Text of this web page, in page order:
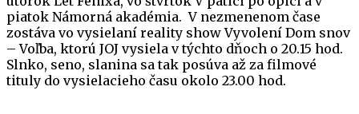
piatok Námorná akadémia. V nezmenenom čase
zostáva vo vysielaní reality show Vyvolení Dom snov
– Voľba, ktorú JOJ vysiela v týchto dňoch o 20.15 hod.
Slnko, seno, slanina sa tak posúva až za filmové
tituly do vysielacieho času okolo 23.00 hod.